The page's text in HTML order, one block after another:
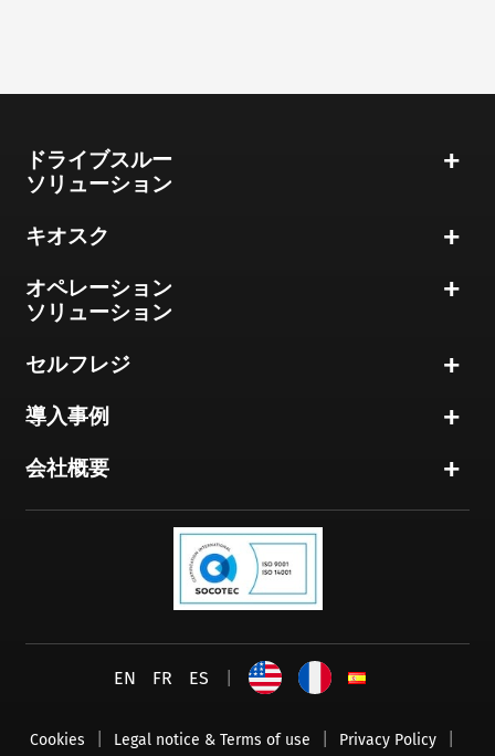
ドライブスルー
ソリューション
キオスク
オペレーション
ソリューション
セルフレジ
導入事例
会社概要
EN FR ES
Cookies Legal notice & Terms of use Privacy Policy